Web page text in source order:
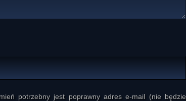
potrzebny jest poprawny adres e-mail (nie będzie